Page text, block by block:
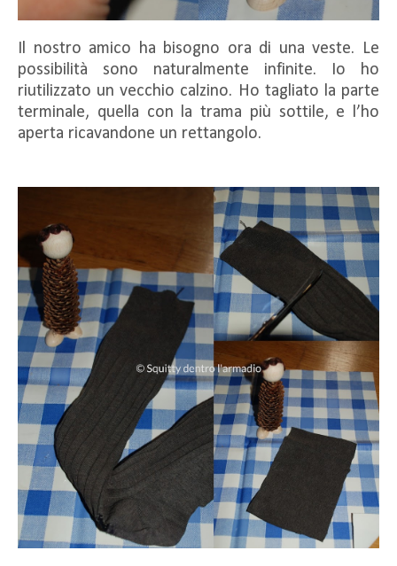
Il nostro amico ha bisogno ora di una veste. Le
possibilità sono naturalmente infinite. Io ho
riutilizzato un vecchio calzino. Ho tagliato la parte
terminale, quella con la trama più sottile, e l’ho
aperta ricavandone un rettangolo.